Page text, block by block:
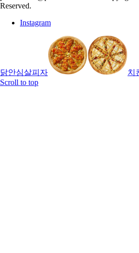
Reserved.
Instagram
닭안심살피자
치
Scroll to top